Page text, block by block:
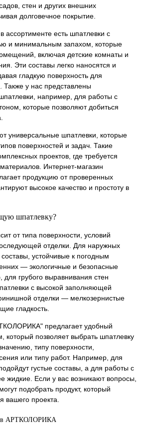
стен и других внешних
долговечное покрытие.
ассортименте есть шпатлевки с
и минимальным запахом, которые
включая детские комнаты и
Эти составы легко наносятся и
гладкую поверхность для
у нас представлены
например, для работы с
которые позволяют добиться
универсальные шпатлевки, которые
поверхностей и задач. Такие
проектов, где требуется
Интернет-магазин
продукцию от проверенных
высокое качество и простоту в
шпатлевку?
от типа поверхности, условий
отделки. Для наружных
устойчивые к погодным
— экологичные и безопасные
грубого выравнивания стен
с высокой заполняющей
отделки — мелкозернистые
гладкость.
предлагает удобный
который позволяет выбрать шпатлевку
типу поверхности,
или типу работ. Например, для
густые составы, а для работы с
жидкие. Если у вас возникают вопросы,
подобрать продукт, который
вашего проекта.
в АРТКОЛОРИКА